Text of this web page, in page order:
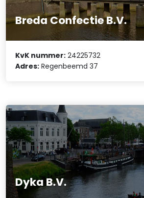
Breda Confectie B.V.
KvK nummer: 24225732
Adres: Regenbeemd 37
Dyka B.V.